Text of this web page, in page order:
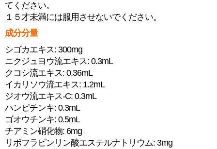
てください。
１５才未満には服用させないでください。
成分分量
シゴカエキス: 300mg
ニクジュヨウ流エキス: 0.3mL
クコシ流エキス: 0.36mL
イカリソウ流エキス: 1.2mL
ジオウ流エキス-C: 0.3mL
ハンピチンキ: 0.3mL
ゴオウチンキ: 0.5mL
チアミン硝化物: 6mg
リボフラビンリン酸エステルナトリウム: 3mg